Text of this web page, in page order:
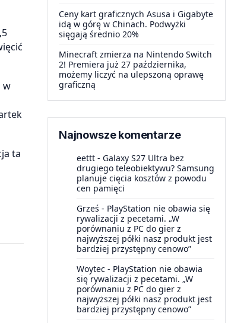
w
ta
Ceny kart graficznych Asusa i Gigabyte
idą w górę w Chinach. Podwyżki
sięgają średnio 20%
Minecraft zmierza na Nintendo Switch
2! Premiera już 27 października,
możemy liczyć na ulepszoną oprawę
graficzną
Najnowsze komentarze
eettt - Galaxy S27 Ultra bez
drugiego teleobiektywu? Samsung
planuje cięcia kosztów z powodu
cen pamięci
Grześ - PlayStation nie obawia się
rywalizacji z pecetami. „W
porównaniu z PC do gier z
najwyższej półki nasz produkt jest
bardziej przystępny cenowo”
Woytec - PlayStation nie obawia
się rywalizacji z pecetami. „W
porównaniu z PC do gier z
najwyższej półki nasz produkt jest
bardziej przystępny cenowo”